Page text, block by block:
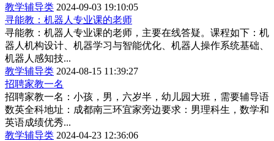
教学辅导类 2024-09-03 19:10:05
寻能教：机器人专业课的老师
寻能教：机器人专业课的老师，主要在线答疑。课程如下：机
器人机构设计、机器学习与智能优化、机器人操作系统基础、
机器人感知技...
教学辅导类 2024-08-15 11:39:27
招聘家教一名
招聘家教一名：小孩，男，六岁半，幼儿园大班，需要辅导语
数英全科地址：成都南三环宜家旁边要求：男理科生，数学和
英语成绩优秀...
教学辅导类 2024-04-23 12:36:06